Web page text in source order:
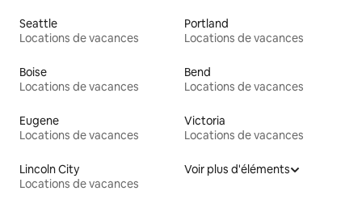
Seattle
Locations de vacances
Portland
Locations de vacances
Boise
Locations de vacances
Bend
Locations de vacances
Eugene
Locations de vacances
Victoria
Locations de vacances
Lincoln City
Locations de vacances
Voir plus d'éléments